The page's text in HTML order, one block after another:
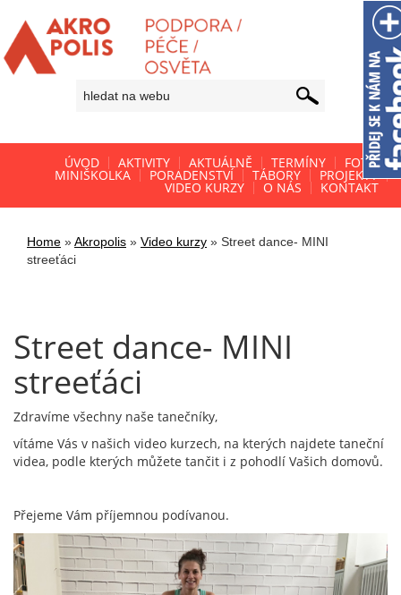
ÚVOD AKTIVITY AKTUÁLNĚ TERMÍNY FOTO
MINIŠKOLKA PORADENSTVÍ TÁBORY PROJEKTY
VIDEO KURZY O NÁS KONTAKT
Home »Akropolis » Video kurzy » Street dance- MINI
streeťáci
Street dance- MINI
streeťáci
Zdravíme všechny naše tanečníky,
vítáme Vás v našich video kurzech, na kterých najdete taneční
videa, podle kterých můžete tančit i z pohodlí Vašich domovů.
Přejeme Vám příjemnou podívanou.